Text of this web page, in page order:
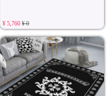
¥ 5,760¥ 0